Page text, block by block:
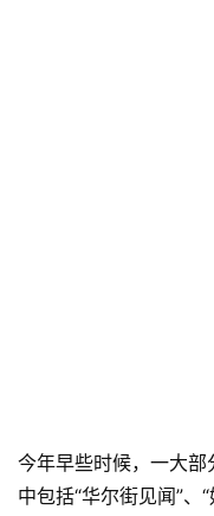
今年早些时候，一大部
中包括“华尔街见闻”、